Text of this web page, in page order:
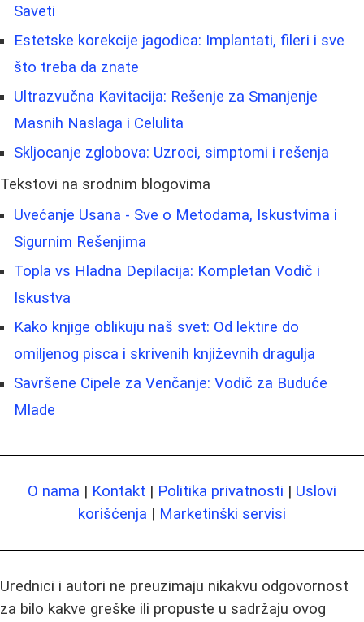
Saveti
Estetske korekcije jagodica: Implantati, fileri i sve
što treba da znate
Ultrazvučna Kavitacija: Rešenje za Smanjenje
Masnih Naslaga i Celulita
Skljocanje zglobova: Uzroci, simptomi i rešenja
Tekstovi na srodnim blogovima
Uvećanje Usana - Sve o Metodama, Iskustvima i
Sigurnim Rešenjima
Topla vs Hladna Depilacija: Kompletan Vodič i
Iskustva
Kako knjige oblikuju naš svet: Od lektire do
omiljenog pisca i skrivenih književnih dragulja
Savršene Cipele za Venčanje: Vodič za Buduće
Mladе
O nama | Kontakt | Politika privatnosti | Uslovi
korišćenja | Marketinški servisi
Urednici i autori ne preuzimaju nikakvu odgovornost
za bilo kakve greške ili propuste u sadržaju ovog